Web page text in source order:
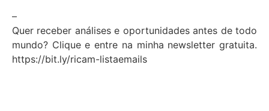
–
Quer receber análises e oportunidades antes de todo
mundo? Clique e entre na minha newsletter gratuita.
https://bit.ly/ricam-listaemails